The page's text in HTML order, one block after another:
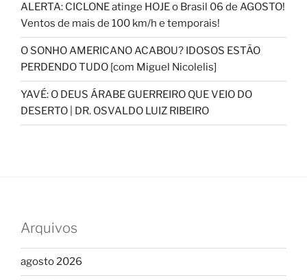
ALERTA: CICLONE atinge HOJE o Brasil 06 de AGOSTO!
Ventos de mais de 100 km/h e temporais!
O SONHO AMERICANO ACABOU? IDOSOS ESTÃO
PERDENDO TUDO [com Miguel Nicolelis]
YAVÉ: O DEUS ÁRABE GUERREIRO QUE VEIO DO
DESERTO | DR. OSVALDO LUIZ RIBEIRO
Arquivos
agosto 2026